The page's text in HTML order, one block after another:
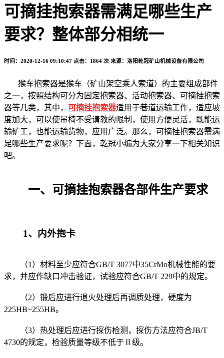
可摘挂抱索器需满足哪些生产
要求？整体部分相统一
时间：2020-12-16 09:10:47 点击：1864 次 来源：洛阳乾冠矿山机械设备有限公司
猴车抱索器是猴车（矿山架空乘人索道）的主要组成部件
之一，按照结构可分为固定抱索器、活动抱索器、可摘挂抱索
器等几类，其中， 可摘挂抱索器适用于巷道运输工作，适应坡
度加大，可以使吊椅不受请教的限制，使用方便灵活，既能运
输矿工，也能运输货物，应用广泛。那么，可摘挂抱索器需满
足哪些生产要求呢？下面，乾冠小编为大家分享一下相关知识
吧。
一、可摘挂抱索器各部件生产要求
1、内外抱卡
（1）材料至少应符合GB/T 3077中35CrMo机械性能的要
求，并应作缺口冲击验证，试验应符合GB/T 229中的规定。
（2）锻后应进行退火处理后再调质处理，硬度为
225HB~255HB。
（3）热处理后应进行探伤检测，探伤方法应符合JB/T
4730的规定，检验质量等级不低于Ⅱ级。